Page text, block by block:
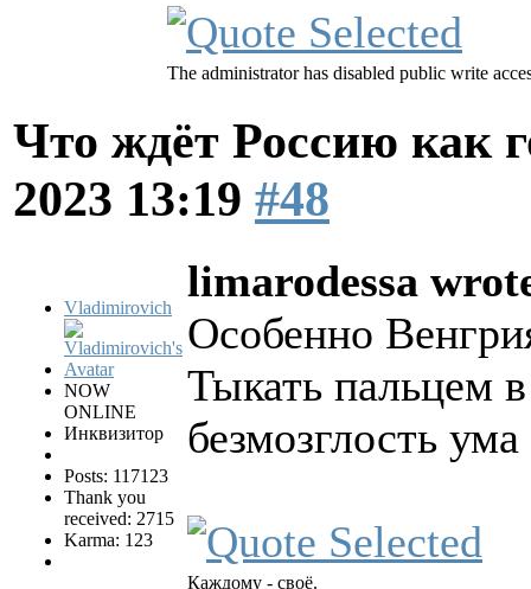
The administrator has disabled public write
Что ждёт Россию как
2023 13:19 #48
Vladimirovich
NOW
ONLINE
Инквизитор
Posts: 117123
Thank you
received: 2715
Karma: 123
limarodessa
Особенно
Тыкать пальцем
безмозглость ума
Каждому - своё.